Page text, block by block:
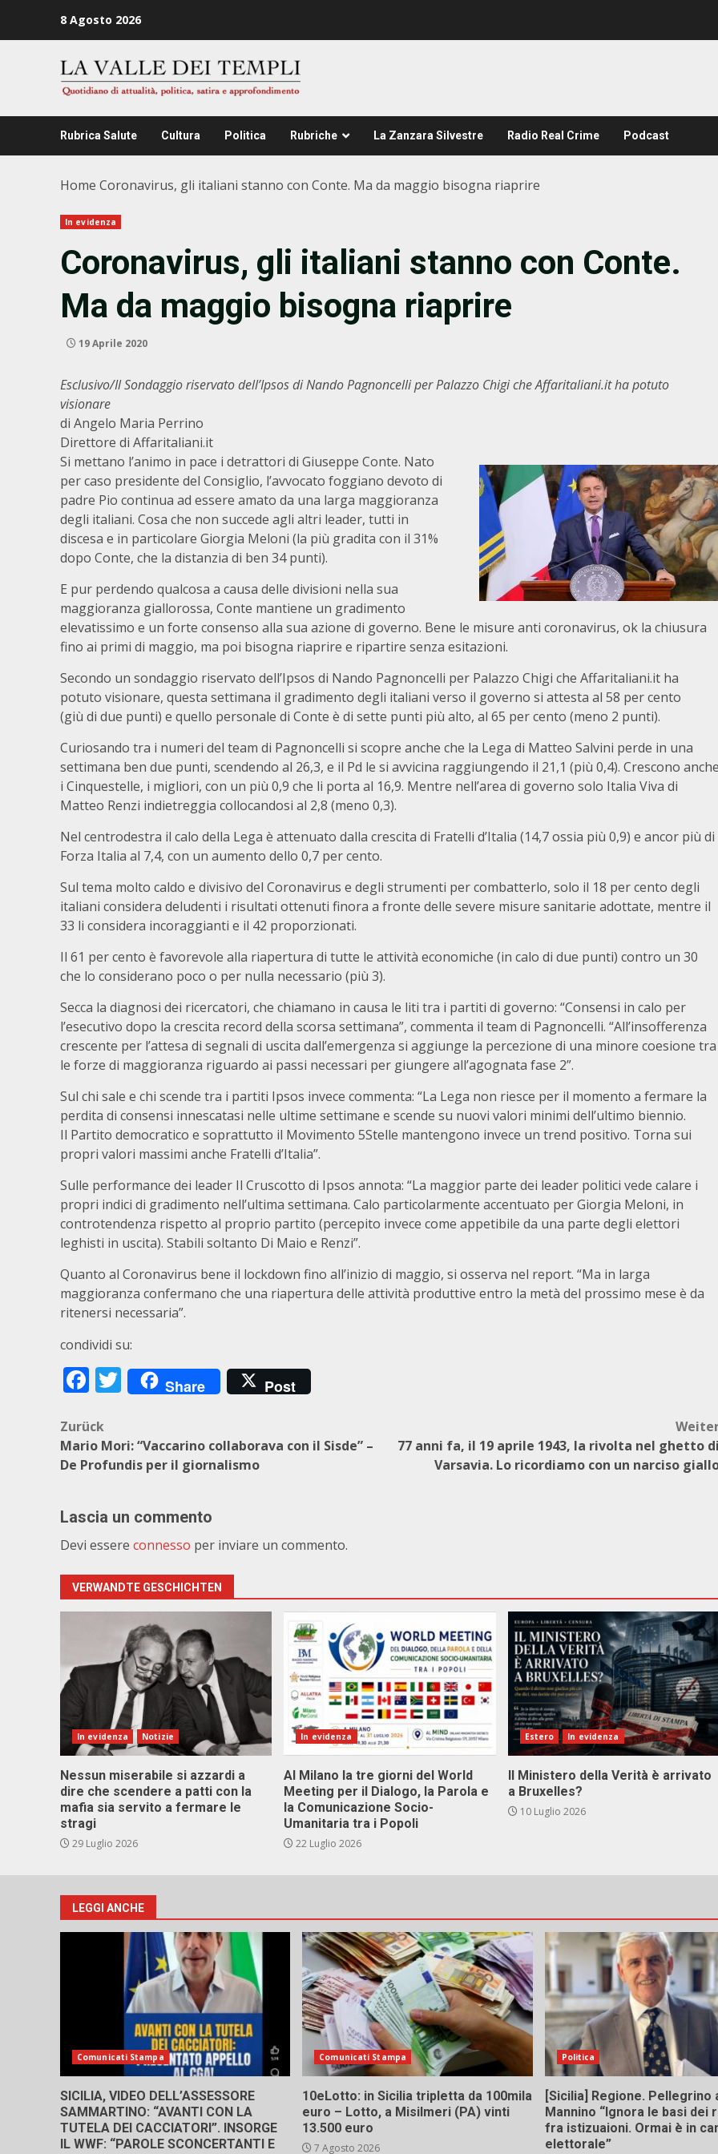
8 Agosto 2026
Rubrica Salute Cultura Politica Rubriche La Zanzara Silvestre Radio Real Crime Podcast
Home Coronavirus, gli italiani stanno con Conte. Ma da maggio bisogna riaprire
In evidenza
Coronavirus, gli italiani stanno con Conte.
Ma da maggio bisogna riaprire
19 Aprile 2020
Esclusivo/Il Sondaggio riservato dell’Ipsos di Nando Pagnoncelli per Palazzo Chigi che Affaritaliani.it ha potuto
visionare
di Angelo Maria Perrino
Direttore di Affaritaliani.it
Si mettano l’animo in pace i detrattori di Giuseppe Conte. Nato
per caso presidente del Consiglio, l’avvocato foggiano devoto di
padre Pio continua ad essere amato da una larga maggioranza
degli italiani. Cosa che non succede agli altri leader, tutti in
discesa e in particolare Giorgia Meloni (la più gradita con il 31%
dopo Conte, che la distanzia di ben 34 punti).
E pur perdendo qualcosa a causa delle divisioni nella sua
maggioranza giallorossa, Conte mantiene un gradimento
elevatissimo e un forte consenso alla sua azione di governo. Bene le misure anti coronavirus, ok la chiusura
fino ai primi di maggio, ma poi bisogna riaprire e ripartire senza esitazioni.
Secondo un sondaggio riservato dell’Ipsos di Nando Pagnoncelli per Palazzo Chigi che Affaritaliani.it ha
potuto visionare, questa settimana il gradimento degli italiani verso il governo si attesta al 58 per cento
(giù di due punti) e quello personale di Conte è di sette punti più alto, al 65 per cento (meno 2 punti).
Curiosando tra i numeri del team di Pagnoncelli si scopre anche che la Lega di Matteo Salvini perde in una
settimana ben due punti, scendendo al 26,3, e il Pd le si avvicina raggiungendo il 21,1 (più 0,4). Crescono
i Cinquestelle, i migliori, con un più 0,9 che li porta al 16,9. Mentre nell’area di governo solo Italia Viva di
Matteo Renzi indietreggia collocandosi al 2,8 (meno 0,3).
Nel centrodestra il calo della Lega è attenuato dalla crescita di Fratelli d’Italia (14,7 ossia più 0,9) e ancor più di
Forza Italia al 7,4, con un aumento dello 0,7 per cento.
Sul tema molto caldo e divisivo del Coronavirus e degli strumenti per combatterlo, solo il 18 per cento degli
italiani considera deludenti i risultati ottenuti finora a fronte delle severe misure sanitarie adottate, mentre il
33 li considera incoraggianti e il 42 proporzionati.
Il 61 per cento è favorevole alla riapertura di tutte le attività economiche (in calo di due punti) contro un 30
che lo considerano poco o per nulla necessario (più 3).
Secca la diagnosi dei ricercatori, che chiamano in causa le liti tra i partiti di governo: “Consensi in calo per
l’esecutivo dopo la crescita record della scorsa settimana”, commenta il team di Pagnoncelli. “All’insofferenza
crescente per l’attesa di segnali di uscita dall’emergenza si aggiunge la percezione di una minore coesione tra
le forze di maggioranza riguardo ai passi necessari per giungere all’agognata fase 2”.
Sul chi sale e chi scende tra i partiti Ipsos invece commenta: “La Lega non riesce per il momento a fermare la
perdita di consensi innescatasi nelle ultime settimane e scende su nuovi valori minimi dell’ultimo biennio.
Il Partito democratico e soprattutto il Movimento 5Stelle mantengono invece un trend positivo. Torna sui
propri valori massimi anche Fratelli d’Italia”.
Sulle performance dei leader Il Cruscotto di Ipsos annota: “La maggior parte dei leader politici vede calare i
propri indici di gradimento nell’ultima settimana. Calo particolarmente accentuato per Giorgia Meloni, in
controtendenza rispetto al proprio partito (percepito invece come appetibile da una parte degli elettori
leghisti in uscita). Stabili soltanto Di Maio e Renzi”.
Quanto al Coronavirus bene il lockdown fino all’inizio di maggio, si osserva nel report. “Ma in larga
maggioranza confermano che una riapertura delle attività produttive entro la metà del prossimo mese è da
ritenersi necessaria”.
condividi su:
Facebook
Twitter
Share Post
Beitragsnavigation
Zurück
Mario Mori: “Vaccarino collaborava con il Sisde” –
De Profundis per il giornalismo
77 anni fa, il 19 aprile 1943, la rivolta nel ghetto
Varsavia. Lo ricordiamo con un narciso
Lascia un commento
Devi essere connesso per inviare un commento.
VERWANDTE GESCHICHTEN
In evidenza Notizie
Nessun miserabile si azzardi a
dire che scendere a patti con la
mafia sia servito a fermare le
stragi
29 Luglio 2026
In evidenza
Al Milano la tre giorni del World
Meeting per il Dialogo, la Parola e
la Comunicazione Socio-
Umanitaria tra i Popoli
22 Luglio 2026
Estero In evidenza
Il Ministero della Verità è arrivato
a Bruxelles?
10 Luglio 2026
LEGGI ANCHE
Comunicati Stampa
SICILIA, VIDEO DELL’ASSESSORE
SAMMARTINO: “AVANTI CON LA
TUTELA DEI CACCIATORI”. INSORGE
IL WWF: “PAROLE SCONCERTANTI E
Comunicati Stampa
10eLotto: in Sicilia tripletta da 100mila
euro – Lotto, a Misilmeri (PA) vinti
13.500 euro
7 Agosto 2026
Politica
[Sicilia] Regione. Pellegrino
Mannino “Ignora le basi dei
fra istizuaioni. Ormai è in
elettorale”